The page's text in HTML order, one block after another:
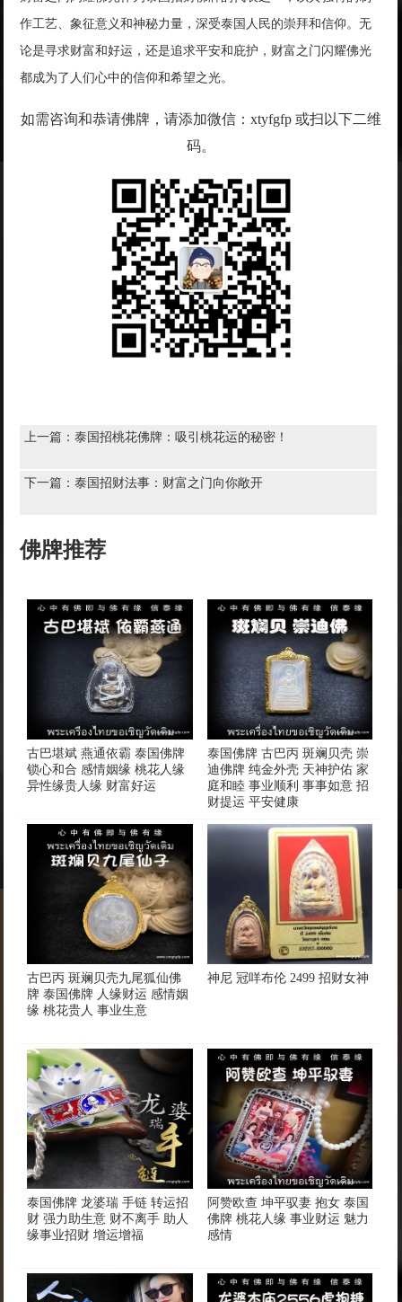
作工艺、象征意义和神秘力量，深受泰国人民的崇拜和信仰。无
论是寻求财富和好运，还是追求平安和庇护，财富之门闪耀佛光
都成为了人们心中的信仰和希望之光。
如需咨询和恭请佛牌，请添加微信：xtyfgfp 或扫以下二维
码。
上一篇：泰国招桃花佛牌：吸引桃花运的秘密！
下一篇：泰国招财法事：财富之门向你敞开
佛牌推荐
古巴堪斌 燕通依霸 泰国佛牌
锁心和合 感情姻缘 桃花人缘
异性缘贵人缘 财富好运
泰国佛牌 古巴丙 斑斓贝壳 崇
迪佛牌 纯金外壳 天神护佑 家
庭和睦 事业顺利 事事如意 招
财提运 平安健康
古巴丙 斑斓贝壳九尾狐仙佛
牌 泰国佛牌 人缘财运 感情姻
缘 桃花贵人 事业生意
​神尼 冠咩布伦 2499 招财女神
泰国佛牌 龙婆瑞 手链 转运招
财 强力助生意 财不离手 助人
缘事业招财 增运增福
阿赞欧查 坤平驭妻 抱女 泰国
佛牌 桃花人缘 事业财运 魅力
感情